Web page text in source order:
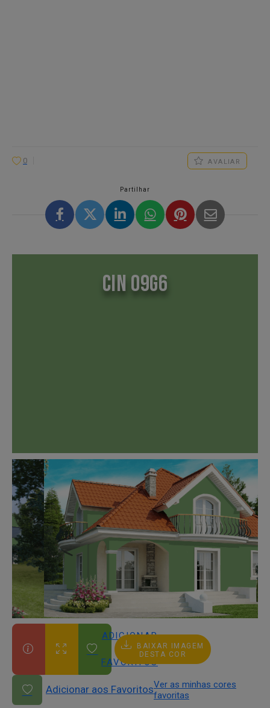
0 AVALIAR
Partilhar
CIN 09G6
ADICIONAR
AOS
FAVORITOS
BAIXAR IMAGEM
DESTA COR
Adicionar aos FavoritosVer as minhas cores
favoritas